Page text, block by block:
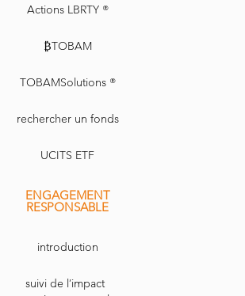
Actions LBRTY ®
₿TOBAM
TOBAMSolutions ®
rechercher un fonds
UCITS ETF
ENGAGEMENT
RESPONSABLE
introduction
suivi de l’impact